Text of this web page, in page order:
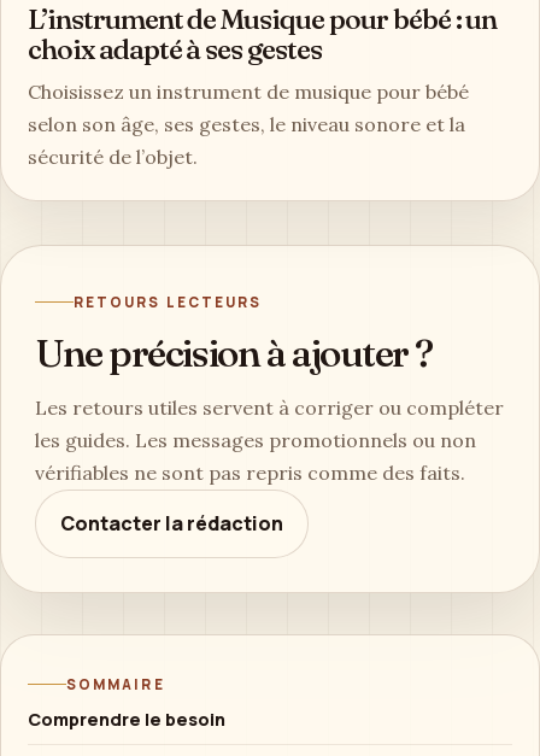
L’instrument de Musique pour bébé : un
choix adapté à ses gestes
Choisissez un instrument de musique pour bébé
selon son âge, ses gestes, le niveau sonore et la
sécurité de l’objet.
RETOURS LECTEURS
Une précision à ajouter ?
Les retours utiles servent à corriger ou compléter
les guides. Les messages promotionnels ou non
vérifiables ne sont pas repris comme des faits.
Contacter la rédaction
SOMMAIRE
Comprendre le besoin